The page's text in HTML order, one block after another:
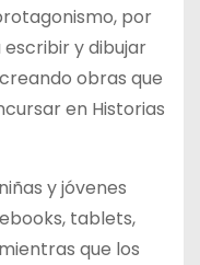
por
escribir y dibujar
obras que
en Historias
y jóvenes
tablets,
que los